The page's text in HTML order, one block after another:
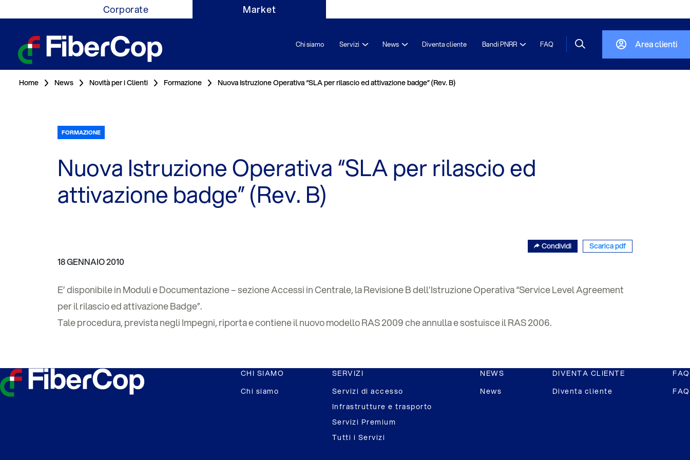
Corporate Market
Chi siamo Servizi News Diventa cliente Bandi PNRR FAQ Area clienti
Home News Novità per i Clienti Formazione Nuova Istruzione Operativa “SLA per rilascio ed attivazione badge” (Rev. B)
FORMAZIONE
Nuova Istruzione Operativa “SLA per rilascio ed
attivazione badge” (Rev. B)
Condividi Scarica pdf
18 GENNAIO 2010
E’ disponibile in Moduli e Documentazione – sezione Accessi in Centrale, la Revisione B dell’Istruzione Operativa “Service Level Agreement
per il rilascio ed attivazione Badge”.
Tale procedura, prevista negli Impegni, riporta e contiene il nuovo modello RAS 2009 che annulla e sostuisce il RAS 2006.
CHI SIAMO
Chi siamo
SERVIZI
Servizi di accesso
Infrastrutture e trasporto
Servizi Premium
Tutti i Servizi
NEWS
News
DIVENTA CLIENTE
Diventa cliente
FAQ
FAQ